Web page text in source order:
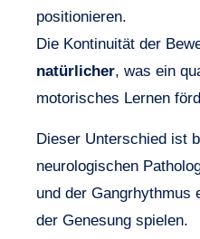
positionieren.
Die Kontinuität der
natürlicher, was ein
motorisches Lernen
Dieser Unterschied ist
neurologischen
und der Gangrhythmus
der Genesung spielen.